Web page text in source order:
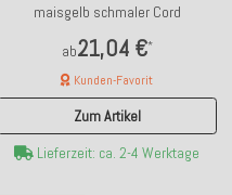
maisgelb schmaler Cord
ab21,04 €*
Kunden-Favorit
Zum Artikel
Lieferzeit: ca. 2-4 Werktage